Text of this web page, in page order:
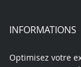
INFORMATIONS
Optimisez votre